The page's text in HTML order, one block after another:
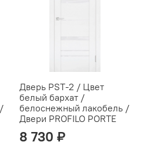
Дверь PST-2 / Цвет
белый бархат /
белоснежный лакобель /
Двери PROFILO PORTE
8 730 ₽